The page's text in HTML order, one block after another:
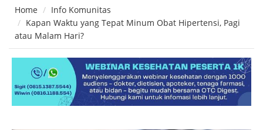
Home
Info Komunitas
Kapan Waktu yang Tepat Minum Obat Hipertensi, Pagi
atau Malam Hari?